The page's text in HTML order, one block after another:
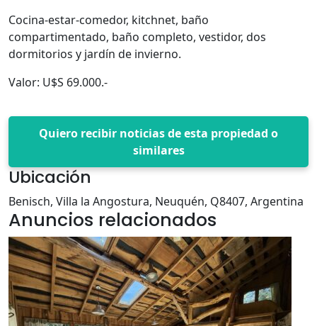
Cocina-estar-comedor, kitchnet, baño
compartimentado, baño completo, vestidor, dos
dormitorios y jardín de invierno.
Valor: U$S 69.000.-
Quiero recibir noticias de esta propiedad o
similares
Ubicación
Benisch, Villa la Angostura, Neuquén, Q8407, Argentina
Anuncios relacionados